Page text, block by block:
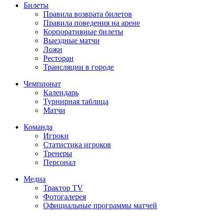
Билеты
Правила возврата билетов
Правила поведения на арене
Корпоративные билеты
Выездные матчи
Ложи
Ресторан
Трансляции в городе
Чемпионат
Календарь
Турнирная таблица
Матчи
Команда
Игроки
Статистика игроков
Тренеры
Персонал
Медиа
Трактор TV
Фотогалерея
Официальные программы матчей